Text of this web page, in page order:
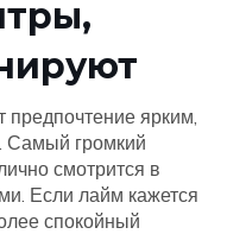
предпочтение ярким,
Самый громкий
смотрится в
Если лайм кажется
спокойный